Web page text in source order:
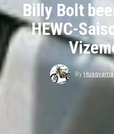
Billy Bolt
HEWC-
By Husqvarna